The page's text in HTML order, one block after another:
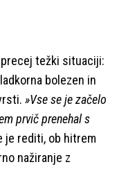
težki situaciji:
bolezen in
»Vse se je začelo
prvič prenehal s
je rediti, ob hitrem
nažiranje z